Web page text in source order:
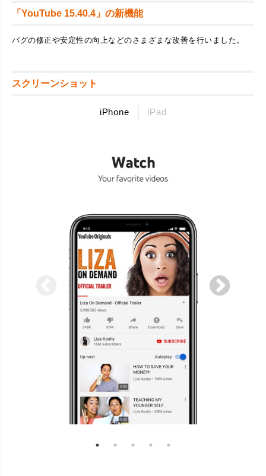
「YouTube 15.40.4」の新機能
バグの修正や安定性の向上などのさまざまな改善を行いました。
スクリーンショット
iPhone iPad